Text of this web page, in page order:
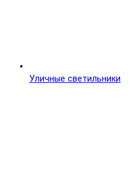
Уличные светильники